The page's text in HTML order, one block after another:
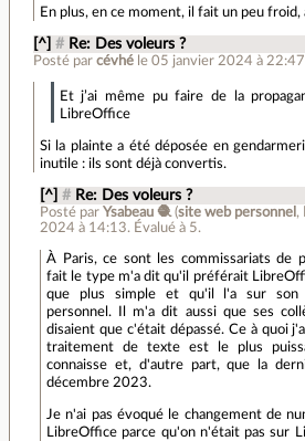
En plus, en ce moment, il fait un peu froid,
[^] # Re: Des voleurs ?
Posté par cévhé le 05 janvier 2024 à 22:47
Et j’ai même pu faire de la
LibreOffice
Si la plainte a été déposée en
inutile : ils sont déjà convertis.
[^] # Re: Des voleurs ?
Posté parYsabeau 🧶 (site web personnel ,
2024 à 14:13. Évalué à 5.
À Paris, ce sont les commissariats de
fait le type m'a dit qu'il préférait
que plus simple et qu'il l'a sur son
personnel. Il m'a dit aussi que ses
disaient que c'était dépassé. Ce à quoi
traitement de texte est le plus
connaisse et, d'autre part, que la
décembre 2023.
Je n'ai pas évoqué le changement de
LibreOffice parce qu'on n'était pas sur